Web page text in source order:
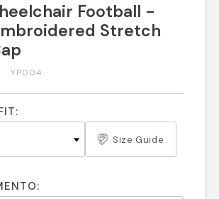
Football -
Stretch
YP004
Size Guide